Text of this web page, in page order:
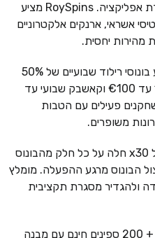
בדפדפנים ניידים, ללא צורך בהורדת אפליקציה. RoySpins מציע
אשראי, ארנקים אלקטרוניים
מהירות יחסית.
לשחקנים קבועים, RoySpins מציע בונוסי רילוד שבועיים של 50%
עד €100, בונוס קריפטו של 150% עד €100 וקאשבק שבועי עד
פעילים עם הטבות
חשוב לשים לב שדרישת ההימור של x30 חלה על כל חלק מהבונוס
זמן של 3 ימים לניצול הבונוס מרגע ההפעלה. מומלץ
ולהגדיר מסגרת תקציבית
חבילת קבלת פנים עד 250% + 200 ספינים חינם עם מבנה